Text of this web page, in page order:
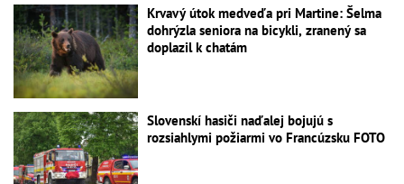
Krvavý útok medveďa pri Martine: Šelma
dohrýzla seniora na bicykli, zranený sa
doplazil k chatám
Slovenskí hasiči naďalej bojujú s
rozsiahlymi požiarmi vo Francúzsku FOTO